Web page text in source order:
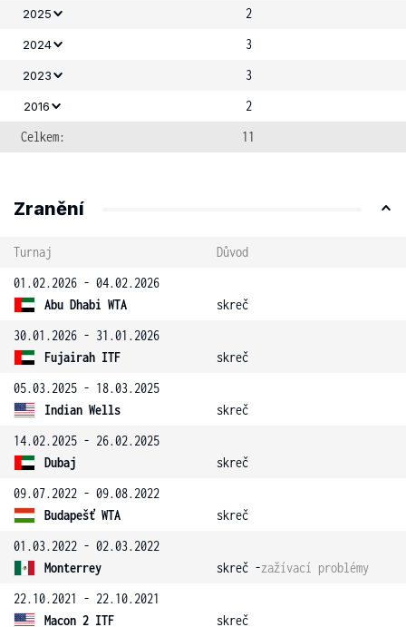
2025 2
2024 3
2023 3
2016
2
Celkem:
11
Zranění
Turnaj
Důvod
01.02.2026 - 04.02.2026
Abu Dhabi WTA
skreč
30.01.2026 - 31.01.2026
Fujairah ITF
skreč
05.03.2025 - 18.03.2025
Indian Wells
skreč
14.02.2025 - 26.02.2025
Dubaj
skreč
09.07.2022 - 09.08.2022
Budapešť WTA
skreč
01.03.2022 - 02.03.2022
Monterrey
skreč -zažívací problémy
22.10.2021 - 22.10.2021
Macon 2 ITF
skreč